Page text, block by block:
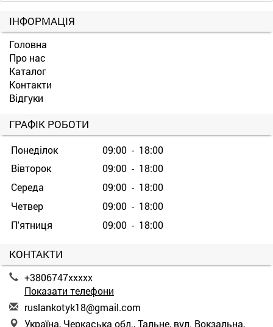
ІНФОРМАЦІЯ
Головна
Про нас
Каталог
Контакти
Відгуки
ГРАФІК РОБОТИ
Понеділок
09:00 - 18:00
Вівторок
09:00 - 18:00
Середа
09:00 - 18:00
Четвер
09:00 - 18:00
П'ятниця
09:00 - 18:00
КОНТАКТИ
+3806747xxxxx
Показати телефони
ruslankotyk18@gmail.com
Україна, Черкаська обл., Тальне, вул. Вокзальна,